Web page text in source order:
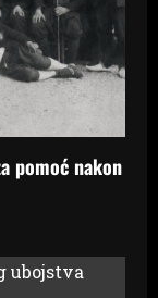
pomoć nakon